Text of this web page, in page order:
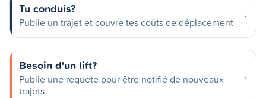
Tu conduis?
Publie un trajet et couvre tes coûts de déplacement
Besoin d'un lift?
Publie une requête pour être notifié de nouveaux
trajets